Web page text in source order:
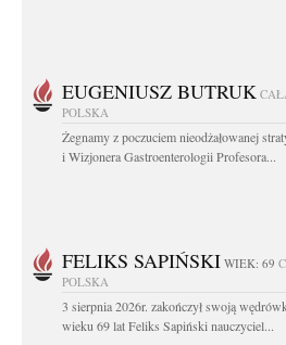
EUGENIUSZ BUTRUK
POLSKA
Żegnamy z poczuciem nieodżałowanej
i Wizjonera Gastroenterologii Profesora...
FELIKS SAPIŃSKI WIEK: 69
POLSKA
3 sierpnia 2026r. zakończył swoją
wieku 69 lat Feliks Sapiński nauczyciel...